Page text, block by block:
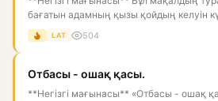
бағатын адамның қызы қойдың келуін
қатысты іс...
LAT 504
Отбасы - ошақ қасы.
**Негізгі мағынасы** «Отбасы - ошақ